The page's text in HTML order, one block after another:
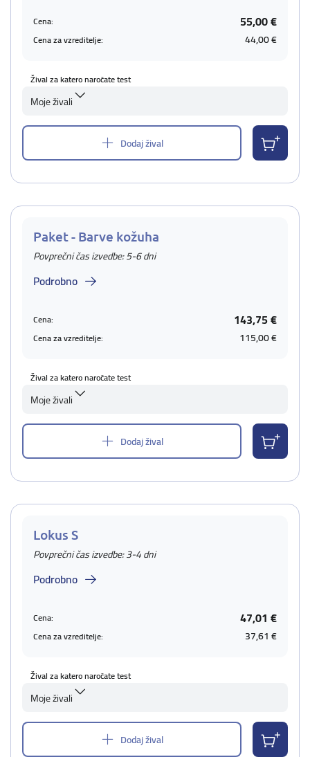
Cena: 55,00 €
Cena za vzreditelje: 44,00 €
Žival za katero naročate test
Moje živali
Dodaj žival
Paket - Barve kožuha
Povprečni čas izvedbe: 5-6 dni
Podrobno
Cena: 143,75 €
Cena za vzreditelje: 115,00 €
Žival za katero naročate test
Moje živali
Dodaj žival
Lokus S
Povprečni čas izvedbe: 3-4 dni
Podrobno
Cena: 47,01 €
Cena za vzreditelje: 37,61 €
Žival za katero naročate test
Moje živali
Dodaj žival